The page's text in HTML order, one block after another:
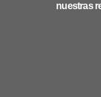
nuestras